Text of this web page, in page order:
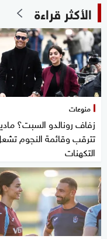
الأكثر قراءة
منوعات
زفاف رونالدو السبت؟
تترقب وقائمة النجوم
التكهنات